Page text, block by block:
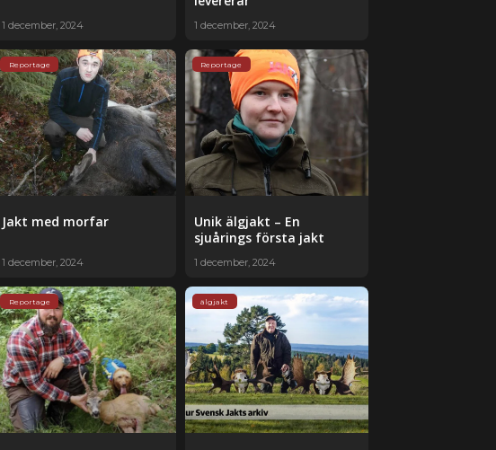
1 december, 2024 1 december, 2024
Reportage
Jakt med morfar
1 december, 2024
Reportage
Unik älgjakt – En
sjuårings första jakt
1 december, 2024
Reportage älgjakt